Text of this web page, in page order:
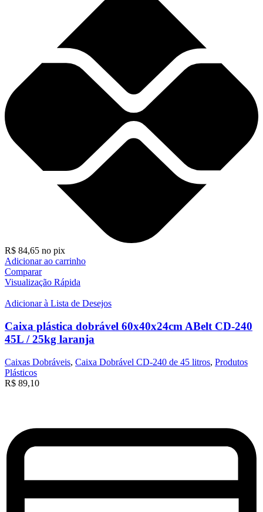
R$ 84,65 no pix
Adicionar ao carrinho
Comparar
Visualização Rápida
Adicionar à Lista de Desejos
Caixa plástica dobrável 60x40x24cm ABelt CD-240
45L / 25kg laranja
Caixas Dobráveis, Caixa Dobrável CD-240 de 45 litros, Produtos
Plásticos
R$ 89,10